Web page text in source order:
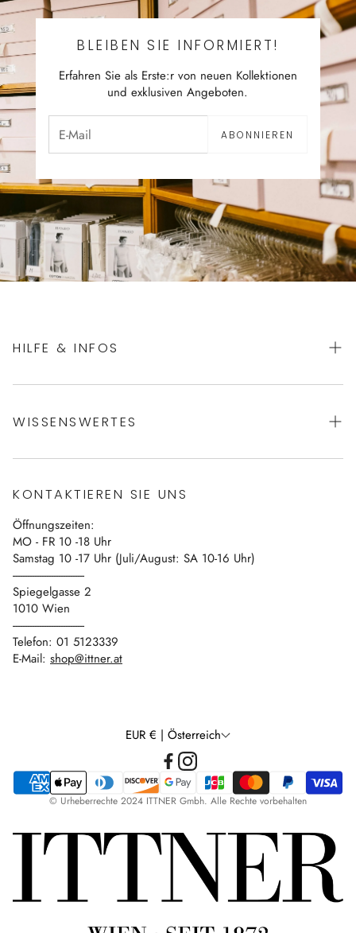
BLEIBEN SIE INFORMIERT!
Erfahren Sie als Erste:r von neuen Kollektionen
und exklusiven Angeboten.
ABONNIEREN
HILFE & INFOS
Datenschutz
Impressum
Vertrag widerrufen
WISSENSWERTES
Blog
Kontakt
KONTAKTIEREN SIE UNS
Öffnungszeiten:
MO - FR 10 -18 Uhr
Samstag 10 -17 Uhr (Juli/August: SA 10-16 Uhr)
------------------------------
Spiegelgasse 2
1010 Wien
------------------------------
Telefon: 01 5123339
E-Mail: shop@ittner.at
EUR € | Österreich
© Urheberrechte 2024 ITTNER Gmbh. Alle Rechte vorbehalten